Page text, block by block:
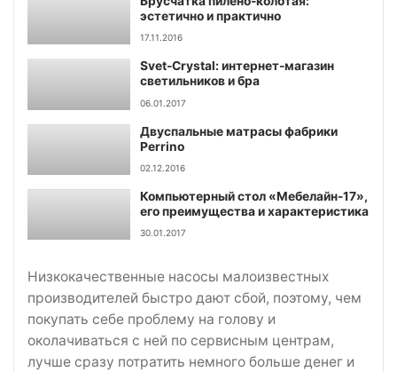
эстетично и практично
17.11.2016
Svet-Crystal: интернет-магазин
светильников и бра
06.01.2017
Двуспальные матрасы фабрики
Perrino
02.12.2016
Компьютерный стол «Мебелайн-17»,
его преимущества и характеристика
30.01.2017
Низкокачественные насосы малоизвестных
производителей быстро дают сбой, поэтому, чем
покупать себе проблему на голову и
околачиваться с ней по сервисным центрам,
лучше сразу потратить немного больше денег и